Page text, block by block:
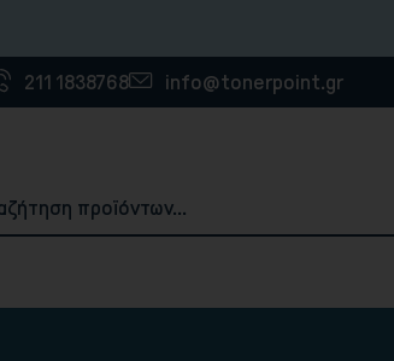
211 1838768 info@tonerpoint.gr